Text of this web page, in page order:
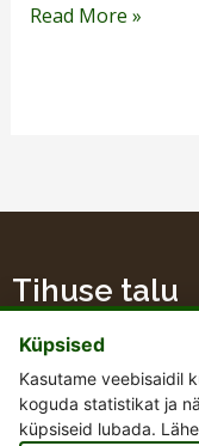
Read More »
Tihuse talu
+372 51 48 667
Küpsised
Kasutame veebisaidil
koguda statistikat ja
küpsiseid lubada.